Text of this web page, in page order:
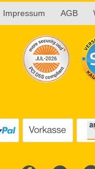
Impressum AGB